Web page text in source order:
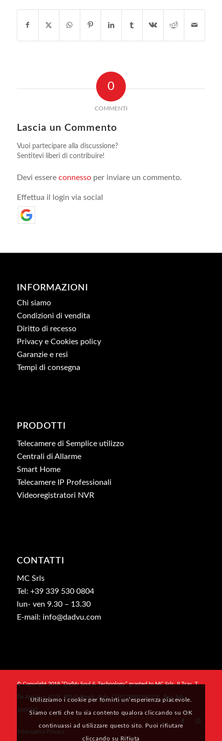
0
COMMENTI
Lascia un Commento
Vuoi partecipare alla discussione?
Sentitevi liberi di contribuire!
Devi essere connessoper inviare un commento.
Effettua il login via social
INFORMAZIONI
Chi siamo
Condizioni di vendita
Diritto di recesso
Privacy e Cookies policy
Garanzie e resi
Tempi di consegna
PRODOTTI
Telecamere di Semplice utilizzo
Centrali di Allarme
Smart Home
Telecamere IP Professionali
Videoregistratori NVR
CONTATTI
MC Srls
Tel: +39 339 530 0804
lun- ven 9.30 – 13.30
E-mail: info@dadvu.com
© Copyright 2018 “DadVu Soul & Technology” granted to MC Srls, II Trav. T.
De Amicis n. 27/B, 80145 Napoli, Italy, CF/PI 09941481211 , Rea: NA-
1069327
Informativa Privacy
Utilizziamo i cookie per fornirti un’esperienza piacevole.
Siamo certi che tu sia contento qualora cliccando su OK
continuassi ad utilizzare questo sito. Puoi rifiutare
cliccando su Rifiuta